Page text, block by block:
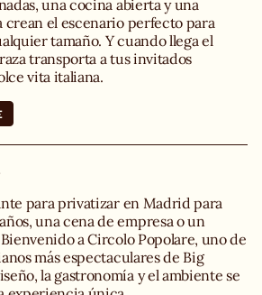
una cocina abierta y una
el escenario perfecto para
tamaño. Y cuando llega el
transporta a tus invitados
vita italiana.
para privatizar en Madrid para
una cena de empresa o un
a Circolo Popolare, uno de
más espectaculares de Big
la gastronomía y el ambiente se